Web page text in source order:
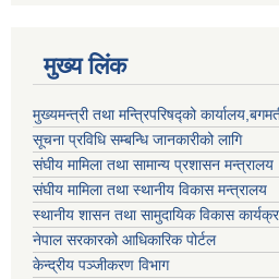
मुख्य लिंक
मुख्यमन्त्री तथा मन्त्रिपरिषद्को
सूचना प्रविधि सम्बन्धि जानकारीको लागि
संघीय मामिला तथा सामान्य प्रशासन मन्त्रालय
संघीय मामिला तथा स्थानीय विकास मन्त्रालय
स्थानीय शासन तथा सामुदायिक विकास
नेपाल सरकारको आधिकारिक पोर्टल
केन्द्रीय पञ्जीकरण विभाग